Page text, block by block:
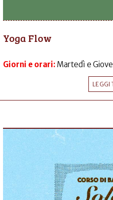
Yoga Flow
Giorni e orari: Martedì e
LEGGI